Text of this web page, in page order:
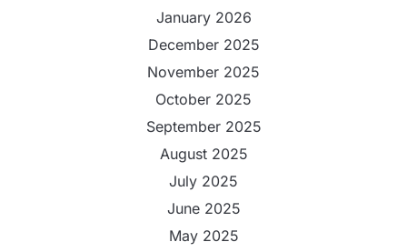
January 2026
December 2025
November 2025
October 2025
September 2025
August 2025
July 2025
June 2025
May 2025